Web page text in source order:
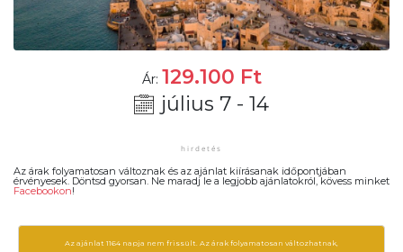
Ár: 129.100 Ft
július 7 - 14
Az árak folyamatosan változnak és az ajánlat kiírásanak időpontjában
érvényesek. Döntsd gyorsan. Ne maradj le a legjobb ajánlatokról, kövess minket
Facebookon!
Az ajánlat 1164 napja nem frissült. Az árak folyamatosan változhatnak,